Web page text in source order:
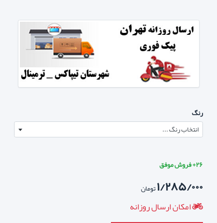
رنگ
انتخاب رنگ ...
۲۶+ فروش موفق
۱/۲۸۵/۰۰۰تومان
امکان ارسال روزانه